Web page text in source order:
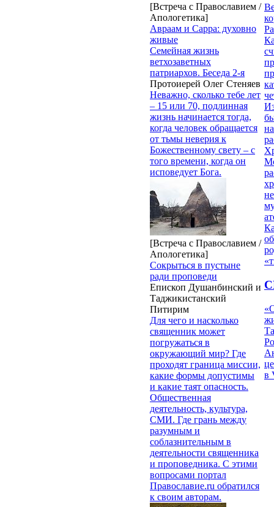
[Встреча с Православием /
Апологетика]
Авраам и Сарра: духовно
живые
Семейная жизнь
ветхозаветных
патриархов. Беседа 2-я
Протоиерей Олег Стеняев
Неважно, сколько тебе лет
– 15 или 70, подлинная
жизнь начинается тогда,
когда человек обращается
от тьмы неверия к
Божественному свету – с
того времени, когда он
исповедует Бога.
[Встреча с Православием /
Апологетика]
Сокрыться в пустыне
ради проповеди
Епископ Душанбинский и
Таджикистанский
Питирим
Для чего и насколько
священник может
погружаться в
окружающий мир? Где
проходят граница миссии,
какие формы допустимы
и какие таят опасность.
Общественная
деятельность, культура,
СМИ. Где грань между
разумным и
соблазнительным в
деятельности священника
и проповедника. C этими
вопросами портал
Православие.ru обратился
к своим авторам.
в